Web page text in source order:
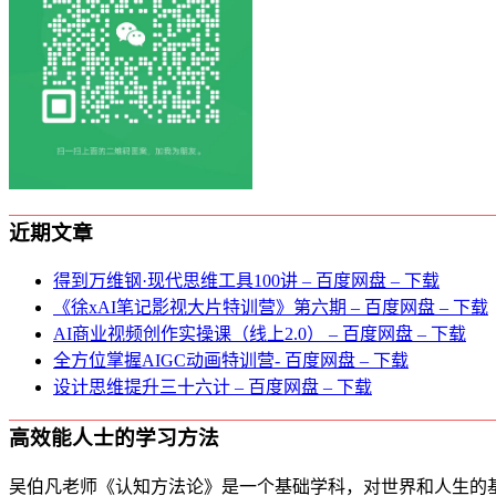
近期文章
得到万维钢·现代思维⼯具100讲 – 百度网盘 – 下载
《徐xAI笔记影视大片特训营》第六期 – 百度网盘 – 下载
AI商业视频创作实操课（线上2.0） – 百度网盘 – 下载
全方位掌握AIGC动画特训营- 百度网盘 – 下载
设计思维提升三十六计 – 百度网盘 – 下载
高效能人士的学习方法
吴伯凡老师《认知方法论》是一个基础学科，对世界和人生的